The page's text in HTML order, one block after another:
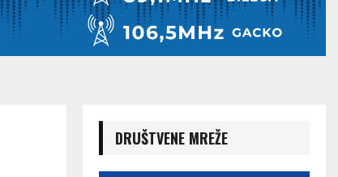
DRUŠTVENE MREŽE